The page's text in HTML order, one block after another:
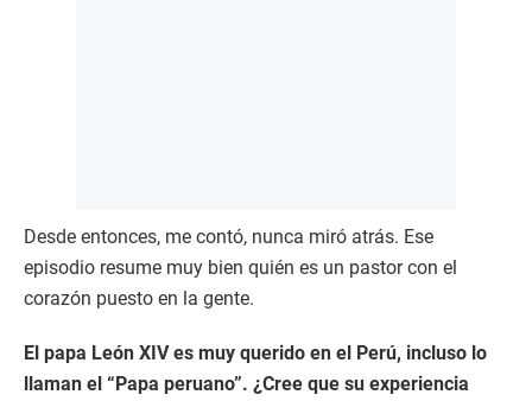
Desde entonces, me contó, nunca miró atrás. Ese
episodio resume muy bien quién es un pastor con el
corazón puesto en la gente.
El papa León XIV es muy querido en el Perú, incluso lo
llaman el “Papa peruano”. ¿Cree que su experiencia